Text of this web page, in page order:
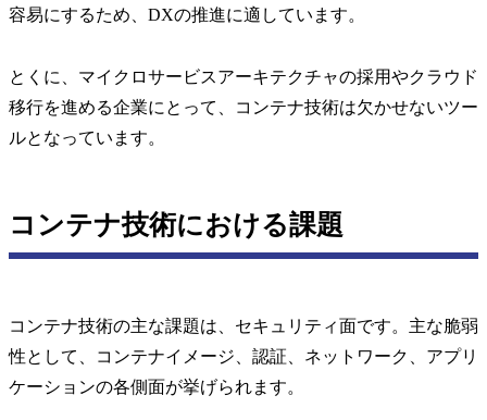
容易にするため、DXの推進に適しています。
とくに、マイクロサービスアーキテクチャの採用やクラウド
移行を進める企業にとって、コンテナ技術は欠かせないツー
ルとなっています。
コンテナ技術における課題
コンテナ技術の主な課題は、セキュリティ面です。主な脆弱
性として、コンテナイメージ、認証、ネットワーク、アプリ
ケーションの各側面が挙げられます。